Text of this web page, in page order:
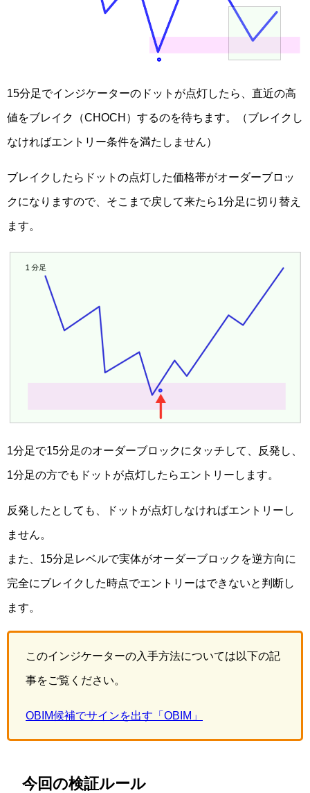
15分足でインジケーターのドットが点灯したら、直近の高
値をブレイク（CHOCH）するのを待ちます。（ブレイクし
なければエントリー条件を満たしません）
ブレイクしたらドットの点灯した価格帯がオーダーブロッ
クになりますので、そこまで戻して来たら1分足に切り替え
ます。
1分足で15分足のオーダーブロックにタッチして、反発し、
1分足の方でもドットが点灯したらエントリーします。
反発したとしても、ドットが点灯しなければエントリーし
ません。
また、15分足レベルで実体がオーダーブロックを逆方向に
完全にブレイクした時点でエントリーはできないと判断し
ます。
このインジケーターの入手方法については以下の記
事をご覧ください。
OBIM候補でサインを出す「OBIM」
今回の検証ルール